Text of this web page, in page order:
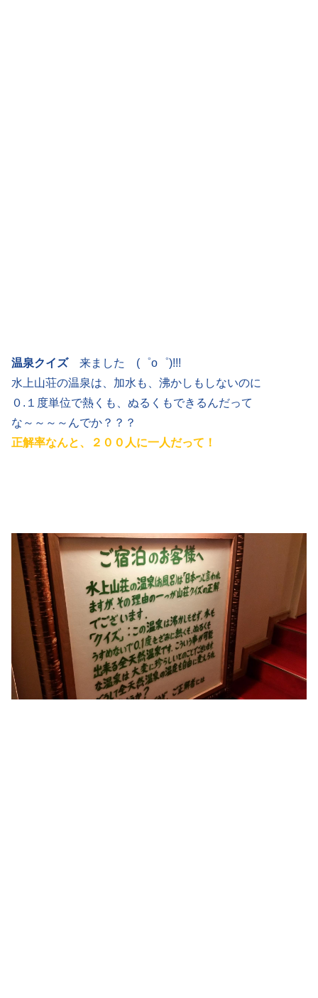
温泉クイズ来ました (゜o゜)!!!
水上山荘の温泉は、加水も、沸かしもしないのに
０.１度単位で熱くも、ぬるくもできるんだって
な～～～～んでか？？？
正解率なんと、２００人に一人だって！